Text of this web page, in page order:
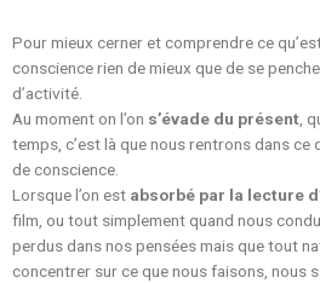
Pour mieux cerner et comprendre ce
conscience rien de mieux que de se
d’activité.
Au moment on l’on s’évade du présent ,
temps, c’est là que nous rentrons dans ce
de conscience.
Lorsque l’on est absorbé par la lecture
film, ou tout simplement quand nous
perdus dans nos pensées mais que tout
concentrer sur ce que nous faisons, nous